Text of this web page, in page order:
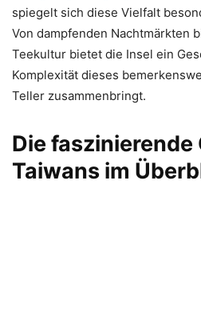
spiegelt sich diese Vielfalt
Von dampfenden Nachtmärkten
Teekultur bietet die Insel ein
Komplexität dieses
Teller zusammenbringt.
Die
Taiwans im